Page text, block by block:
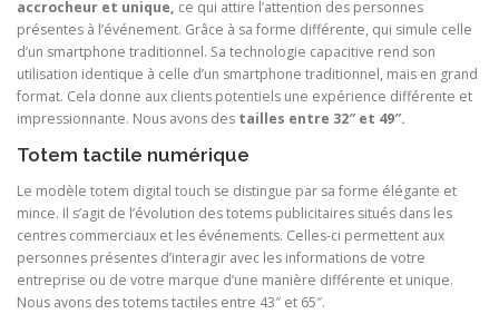
accrocheur et unique, ce qui attire l’attention des personnes
présentes à l’événement. Grâce à sa forme différente, qui simule celle
d’un smartphone traditionnel. Sa technologie capacitive rend son
utilisation identique à celle d’un smartphone traditionnel, mais en grand
format. Cela donne aux clients potentiels une expérience différente et
impressionnante. Nous avons des tailles entre 32″ et 49″.
Totem tactile numérique
Le modèle totem digital touch se distingue par sa forme élégante et
mince. Il s’agit de l’évolution des totems publicitaires situés dans les
centres commerciaux et les événements. Celles-ci permettent aux
personnes présentes d’interagir avec les informations de votre
entreprise ou de votre marque d’une manière différente et unique.
Nous avons des totems tactiles entre 43″ et 65″.